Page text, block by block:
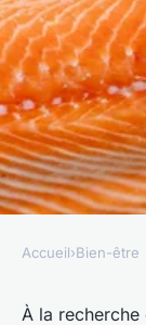
Accueil›Bien-être
À la